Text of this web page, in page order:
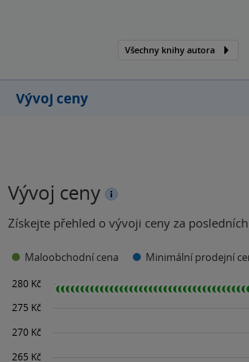
Všechny knihy autora
Vývoj ceny
Vývoj ceny
Získejte přehled o vývoji ceny za
Maloobchodní cena Minimální prodejní